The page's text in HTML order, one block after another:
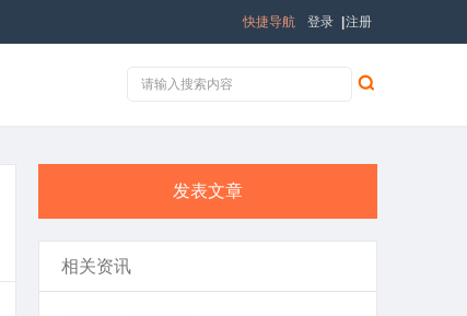
登录 注册
快捷导航
发表文章
相关资讯